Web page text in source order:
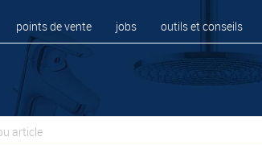
points de vente jobs outils et conseils